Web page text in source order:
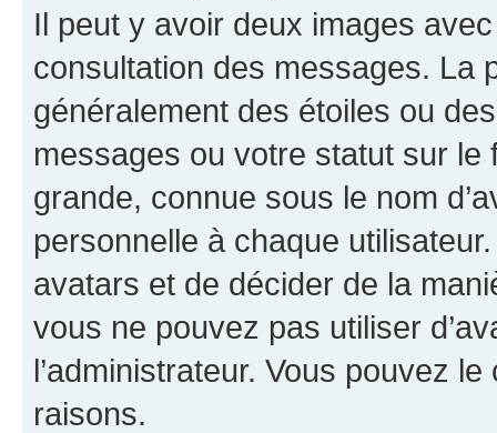
Il peut y avoir deux images
consultation des messages. La
généralement des étoiles ou
messages ou votre statut sur
grande, connue sous le nom
personnelle à chaque utilisateur.
avatars et de décider de la
vous ne pouvez pas utiliser
l’administrateur. Vous pouvez
raisons.